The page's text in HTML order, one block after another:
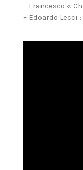
– Francesco «
– Edoardo Lecci